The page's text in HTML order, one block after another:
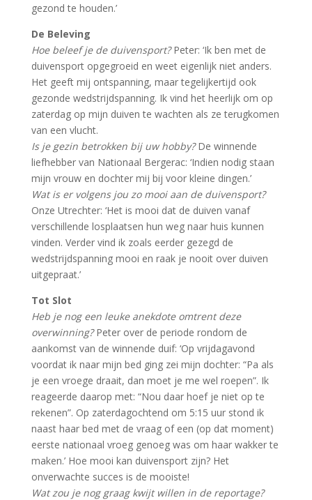
gezond te houden.’
De Beleving
Hoe beleef je de duivensport?Peter: ‘Ik ben met de
duivensport opgegroeid en weet eigenlijk niet anders.
Het geeft mij ontspanning, maar tegelijkertijd ook
gezonde wedstrijdspanning. Ik vind het heerlijk om op
zaterdag op mijn duiven te wachten als ze terugkomen
van een vlucht.
Is je gezin betrokken bij uw hobby?De winnende
liefhebber van Nationaal Bergerac: ‘Indien nodig staan
mijn vrouw en dochter mij bij voor kleine dingen.’
Wat is er volgens jou zo mooi aan de duivensport?
Onze Utrechter: ‘Het is mooi dat de duiven vanaf
verschillende losplaatsen hun weg naar huis kunnen
vinden. Verder vind ik zoals eerder gezegd de
wedstrijdspanning mooi en raak je nooit over duiven
uitgepraat.’
Tot Slot
Heb je nog een leuke anekdote omtrent deze
overwinning?Peter over de periode rondom de
aankomst van de winnende duif: ‘Op vrijdagavond
voordat ik naar mijn bed ging zei mijn dochter: “Pa als
je een vroege draait, dan moet je me wel roepen”. Ik
reageerde daarop met: “Nou daar hoef je niet op te
rekenen”. Op zaterdagochtend om 5:15 uur stond ik
naast haar bed met de vraag of een (op dat moment)
eerste nationaal vroeg genoeg was om haar wakker te
maken.’ Hoe mooi kan duivensport zijn? Het
onverwachte succes is de mooiste!
Wat zou je nog graag kwijt willen in de reportage?